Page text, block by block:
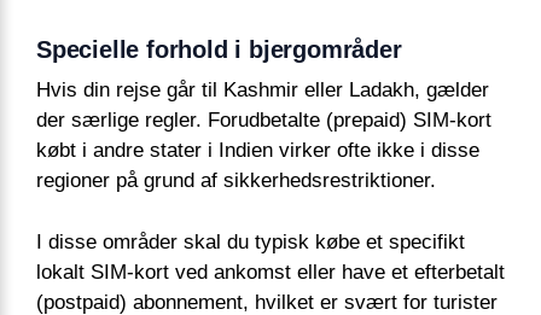
Specielle forhold i bjergområder
Hvis din rejse går til Kashmir eller Ladakh, gælder
der særlige regler. Forudbetalte (prepaid) SIM-kort
købt i andre stater i Indien virker ofte ikke i disse
regioner på grund af sikkerhedsrestriktioner.
I disse områder skal du typisk købe et specifikt
lokalt SIM-kort ved ankomst eller have et efterbetalt
(postpaid) abonnement, hvilket er svært for turister